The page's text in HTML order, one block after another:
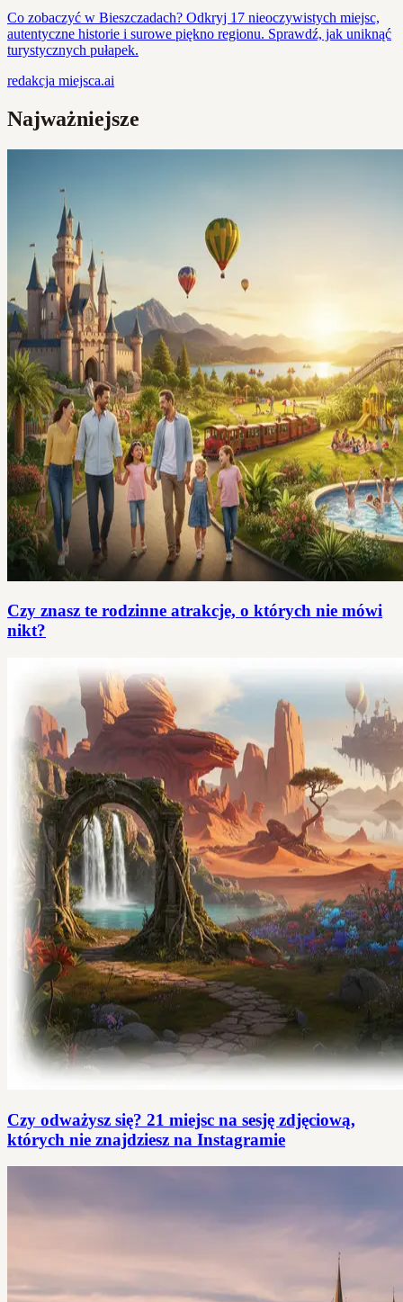
Co zobaczyć w Bieszczadach? Odkryj 17 nieoczywistych miejsc,
autentyczne historie i surowe piękno regionu. Sprawdź, jak uniknąć
turystycznych pułapek.
redakcja miejsca.ai
Najważniejsze
Czy znasz te rodzinne atrakcje, o których nie mówi
nikt?
Czy odważysz się? 21 miejsc na sesję zdjęciową,
których nie znajdziesz na Instagramie